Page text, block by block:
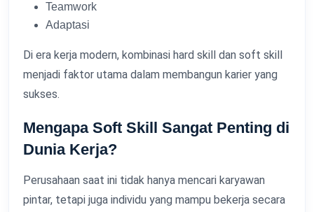
Teamwork
Adaptasi
Di era kerja modern, kombinasi hard skill dan soft skill
menjadi faktor utama dalam membangun karier yang
sukses.
Mengapa Soft Skill Sangat Penting di
Dunia Kerja?
Perusahaan saat ini tidak hanya mencari karyawan
pintar, tetapi juga individu yang mampu bekerja secara